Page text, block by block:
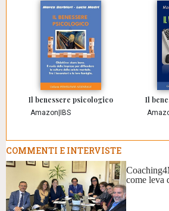
Il benessere psicologico
Amazon IBS
Il
COMMENTI E INTERVISTE
come leva